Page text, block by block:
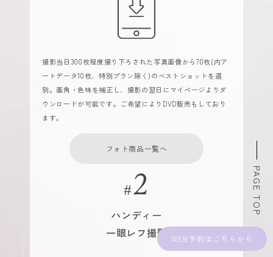
WEB予約
撮影当日300枚程度撮り下ろされた写真画像から70枚(内ア
ートデータ10枚、特別プラン除く)のベストショットを選
別。画角・色味を補正し、撮影の翌日にマイページよりダ
ウンロードが可能です。ご希望によりDVD販売もしており
ます。
フォト商品一覧へ
ハンディー
一眼レフ撮影
PAGE TOP